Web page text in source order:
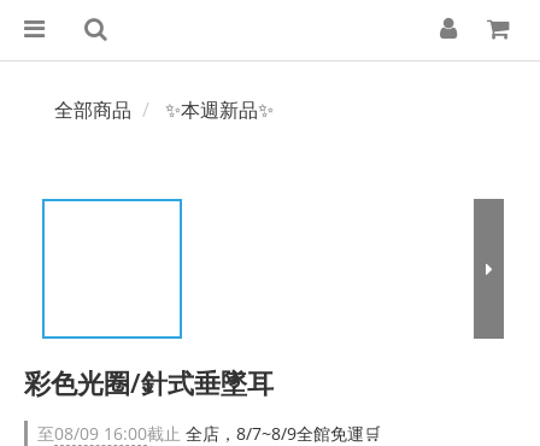
全部商品 ✨本週新品✨
彩色光圈/針式垂墜耳
至08/09 16:00截止 全店，8/7~8/9全館免運🛒